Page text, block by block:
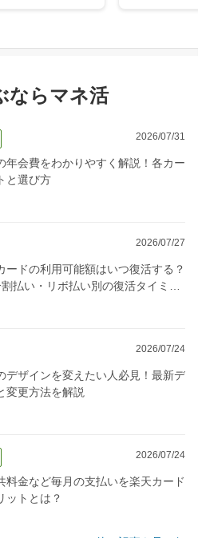
ならマネ活
2026/07/31
年会費をわかりやすく解説！各カー
と選び方
2026/07/27
ードの利用可能額はいつ復活する？
払い・リボ払い別の復活タイミン
2026/07/24
デザインを変えたい人必見！最新デ
変更方法を解説
2026/07/24
料金など毎月の支払いを楽天カード
ットとは？